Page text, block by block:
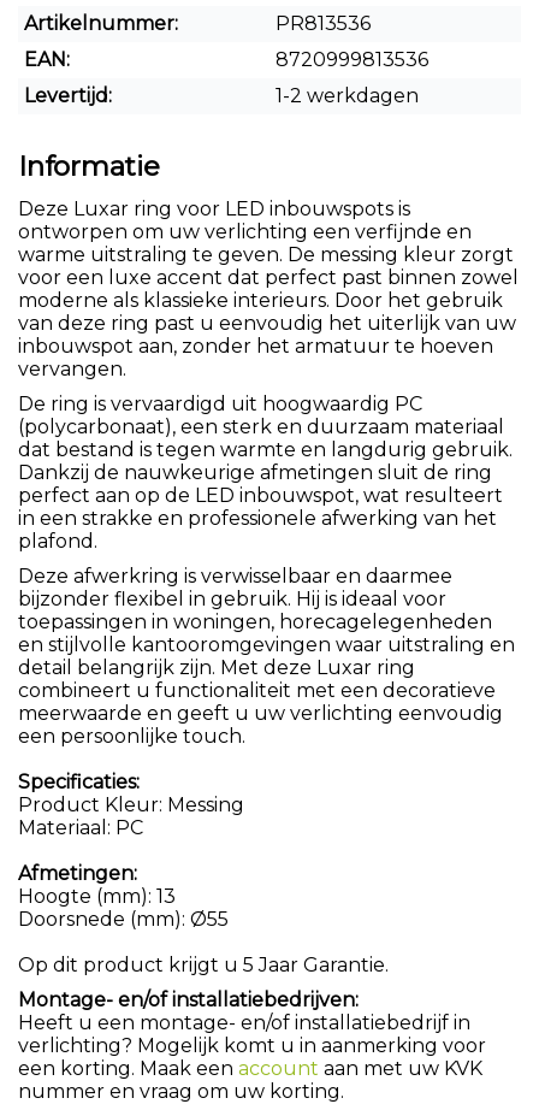
Artikelnummer:
PR813536
EAN:
8720999813536
Levertijd:
1-2 werkdagen
Informatie
Deze Luxar ring voor LED inbouwspots is
ontworpen om uw verlichting een verfijnde en
warme uitstraling te geven. De messing kleur zorgt
voor een luxe accent dat perfect past binnen zowel
moderne als klassieke interieurs. Door het gebruik
van deze ring past u eenvoudig het uiterlijk van uw
inbouwspot aan, zonder het armatuur te hoeven
vervangen.
De ring is vervaardigd uit hoogwaardig PC
(polycarbonaat), een sterk en duurzaam materiaal
dat bestand is tegen warmte en langdurig gebruik.
Dankzij de nauwkeurige afmetingen sluit de ring
perfect aan op de LED inbouwspot, wat resulteert
in een strakke en professionele afwerking van het
plafond.
Deze afwerkring is verwisselbaar en daarmee
bijzonder flexibel in gebruik. Hij is ideaal voor
toepassingen in woningen, horecagelegenheden
en stijlvolle kantooromgevingen waar uitstraling en
detail belangrijk zijn. Met deze Luxar ring
combineert u functionaliteit met een decoratieve
meerwaarde en geeft u uw verlichting eenvoudig
een persoonlijke touch.
Specificaties:
Product Kleur: Messing
Materiaal: PC
Afmetingen:
Hoogte (mm): 13
Doorsnede (mm): Ø55
Op dit product krijgt u 5 Jaar Garantie.
Montage- en/of installatiebedrijven:
Heeft u een montage- en/of installatiebedrijf in
verlichting? Mogelijk komt u in aanmerking voor
een korting. Maak een account aan met uw KVK
nummer en vraag om uw korting.